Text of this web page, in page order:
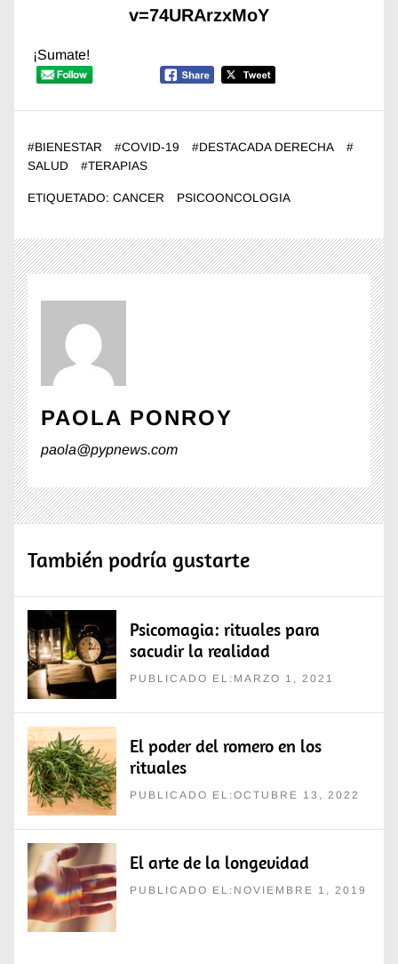
v=74URArzxMoY
¡Sumate!
#BIENESTAR #COVID-19 #DESTACADA DERECHA
#
SALUD
#TERAPIAS
ETIQUETADO: CANCER PSICOONCOLOGIA
PAOLA PONROY
paola@pypnews.com
También podría gustarte
Psicomagia: rituales para
sacudir la realidad
PUBLICADO EL:MARZO 1, 2021
El poder del romero en los
rituales
PUBLICADO EL:OCTUBRE 13, 2022
El arte de la longevidad
PUBLICADO EL:NOVIEMBRE 1, 2019